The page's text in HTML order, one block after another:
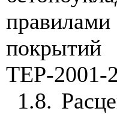
покрытий
ТЕР-2001-
1.8.